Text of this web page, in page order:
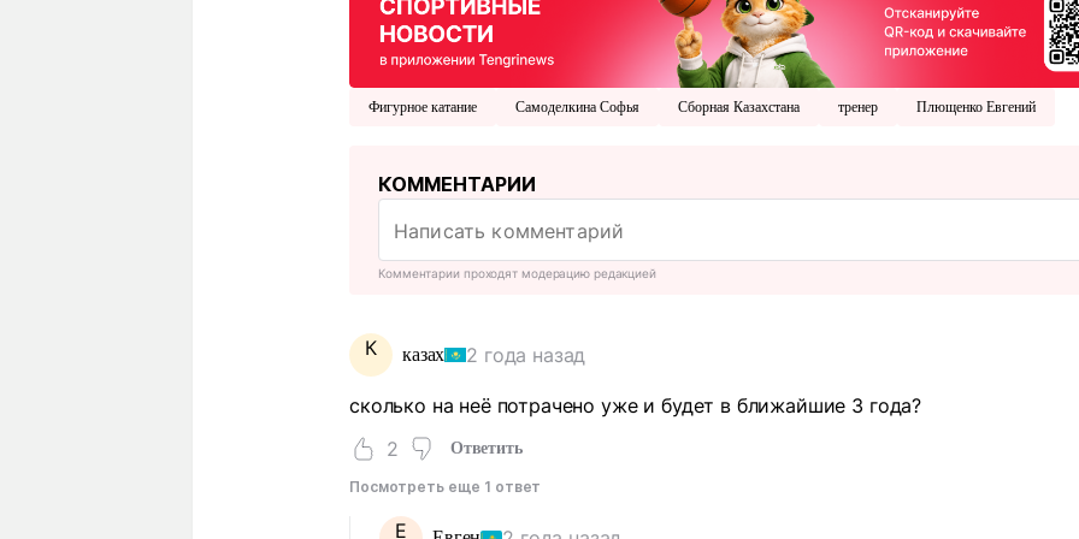
Фигурное катание Самоделкина Софья Сборная Казахстана тренер Плющенко Евгений
КОММЕНТАРИИ
Комментарии проходят модерацию редакцией
К казах 2 года назад
сколько на неё потрачено уже и будет в ближайшие 3 года?
2
Ответить
Посмотреть еще 1 ответ
Е